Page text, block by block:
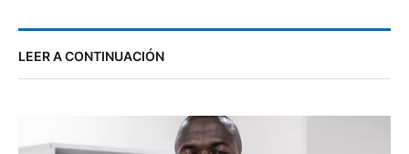
LEER A CONTINUACIÓN